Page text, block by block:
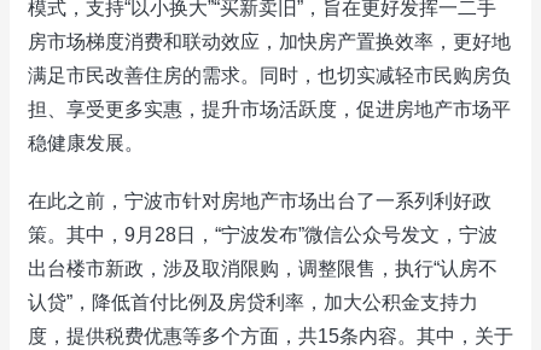
模式，支持“以小换大”“买新卖旧”，旨在更好发挥一二手
房市场梯度消费和联动效应，加快房产置换效率，更好地
满足市民改善住房的需求。同时，也切实减轻市民购房负
担、享受更多实惠，提升市场活跃度，促进房地产市场平
稳健康发展。
在此之前，宁波市针对房地产市场出台了一系列利好政
策。其中，9月28日，“宁波发布”微信公众号发文，宁波
出台楼市新政，涉及取消限购，调整限售，执行“认房不
认贷”，降低首付比例及房贷利率，加大公积金支持力
度，提供税费优惠等多个方面，共15条内容。其中，关于